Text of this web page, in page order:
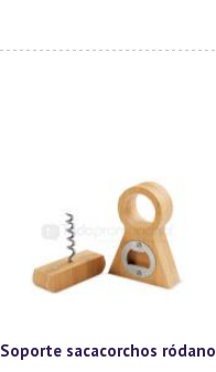
Soporte sacacorchos ródano